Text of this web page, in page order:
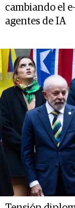
cambiando el
agentes de IA